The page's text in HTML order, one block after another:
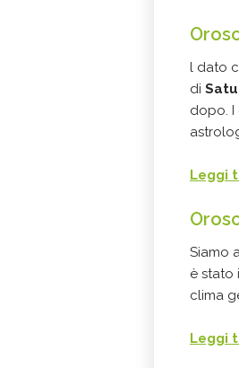
l dato
di
dopo. I
Leggi
Siamo
è stato
clima
Leggi